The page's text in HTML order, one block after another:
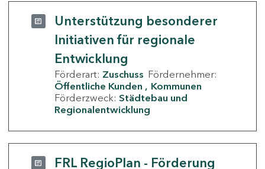
Unterstützung besonderer
Initiativen für regionale
Entwicklung
Förderart: Zuschuss Fördernehmer:
Öffentliche Kunden
Kommunen
Förderzweck: Städtebau und
Regionalentwicklung
FRL RegioPlan - Förderung